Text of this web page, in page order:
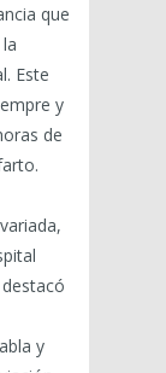
que
Este
y
de
y